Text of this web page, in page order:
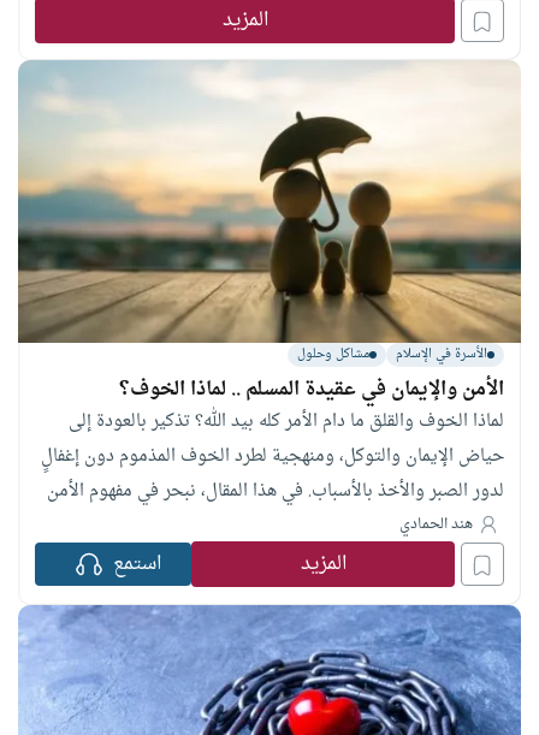
المزيد
الأسرة في الإسلام مشاكل وحلول
الأمن والإيمان في عقيدة المسلم .. لماذا الخوف؟
لماذا الخوف والقلق ما دام الأمر كله بيد الله؟ تذكير بالعودة إلى
حياض الإيمان والتوكل، ومنهجية لطرد الخوف المذموم دون إغفالٍ
لدور الصبر والأخذ بالأسباب. في هذا المقال، نبحر في مفهوم الأمن
والإيمان في عقيدة المسلم، وكيفية الجمع بين السكينة القلبية
والتدابير المادية لحماية أنفسنا ومجتمعاتنا
هند الحمادي
المزيد استمع